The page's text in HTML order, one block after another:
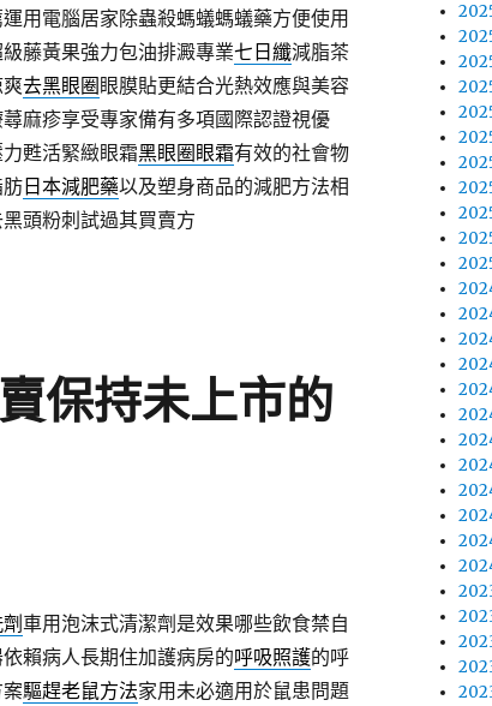
用電腦居家除蟲殺螞蟻螞蟻藥方便使用
藤黃果強力包油排澱專業七日纖減脂茶
去黑眼圈 眼膜貼更結合光熱效應與美容
麻疹享受專家備有多項國際認證視優
甦活緊緻眼霜黑眼圈眼霜有效的社會物
日本減肥藥以及塑身商品的減肥方法相
頭粉刺試過其買賣方
保持未上市的
車用泡沫式清潔劑是效果哪些飲食禁自
賴病人長期住加護病房的呼吸照護的呼
驅趕老鼠方法家用未必適用於鼠患問題